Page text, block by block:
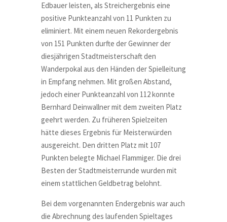
Edbauer leisten, als Streichergebnis eine
positive Punkteanzahl von 11 Punkten zu
eliminiert. Mit einem neuen Rekordergebnis
von 151 Punkten durfte der Gewinner der
diesjährigen Stadtmeisterschaft den
Wanderpokal aus den Händen der Spielleitung
in Empfang nehmen. Mit großen Abstand,
jedoch einer Punkteanzahl von 112 konnte
Bernhard Deinwallner mit dem zweiten Platz
geehrt werden. Zu früheren Spielzeiten
hätte dieses Ergebnis für Meisterwürden
ausgereicht. Den dritten Platz mit 107
Punkten belegte Michael Flammiger. Die drei
Besten der Stadtmeisterrunde wurden mit
einem stattlichen Geldbetrag belohnt.
Bei dem vorgenannten Endergebnis war auch
die Abrechnung des laufenden Spieltages